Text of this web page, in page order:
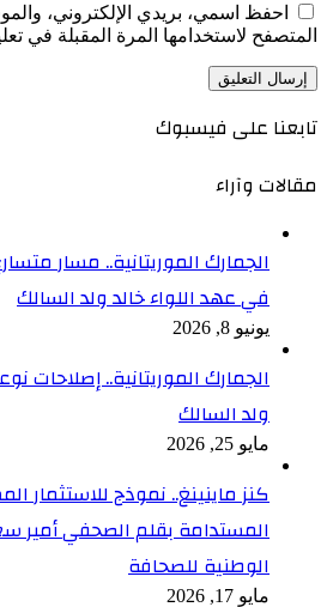
احفظ اسمي، بريدي الإلكتروني،
المتصفح لاستخدامها المرة المقبلة في
تابعنا على فيسبوك
مقالات وآراء
الجمارك الموريتانية.. مسار
في عهد اللواء خالد ولد السالك
يونيو 8, 2026
الجمارك الموريتانية.. إصلاحات
ولد السالك
مايو 25, 2026
كنز ماينينغ.. نموذج للاستثمار
المستدامة بقلم الصحفي أمير
الوطنية للصحافة
مايو 17, 2026